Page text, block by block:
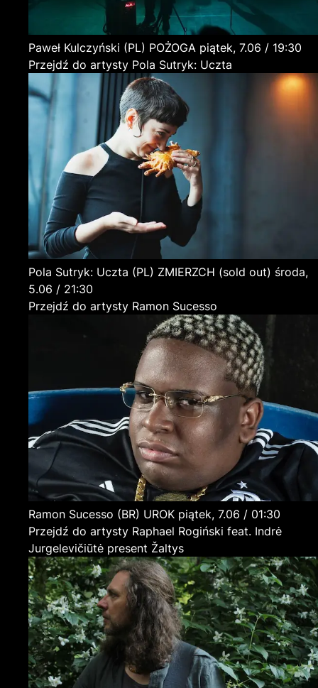
Paweł Kulczyński (PL) POŻOGA
piątek, 7.06 / 19:30
Przejdź do artysty Pola Sutryk: Uczta
Pola Sutryk: Uczta (PL) ZMIERZCH (sold out) środa,
5.06 / 21:30
Przejdź do artysty Ramon Sucesso
Ramon Sucesso (BR) UROK
piątek, 7.06 / 01:30
Przejdź do artysty Raphael Rogiński feat. Indrė
Jurgelevičiūtė present Žaltys